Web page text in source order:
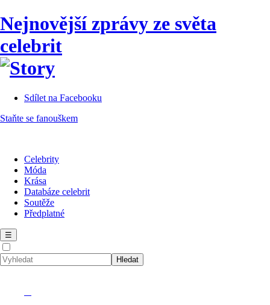
Nejnovější zprávy ze světa
celebrit
Sdílet na Facebooku
Staňte se fanouškem
Celebrity
Móda
Krása
Databáze celebrit
Soutěže
Předplatné
☰